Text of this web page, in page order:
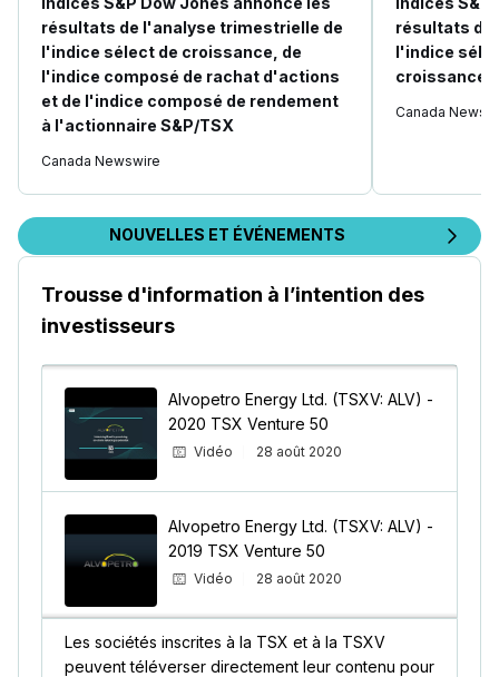
résultats de l'analyse trimestrielle de
l'indice sélect de croissance, de
l'indice composé de rachat d'actions
et de l'indice composé de rendement
à l'actionnaire S&P/TSX
Canada Newswire
résultats de
l'indice
croissance
Canada
NOUVELLES ET ÉVÉNEMENTS
Trousse d'information à l’intention des
investisseurs
Alvopetro Energy Ltd. (TSXV: ALV) -
2020 TSX Venture 50
Vidéo 28 août 2020
Alvopetro Energy Ltd. (TSXV: ALV) -
2019 TSX Venture 50
Vidéo 28 août 2020
Les sociétés inscrites à la TSX et à la TSXV
peuvent téléverser directement leur contenu pour